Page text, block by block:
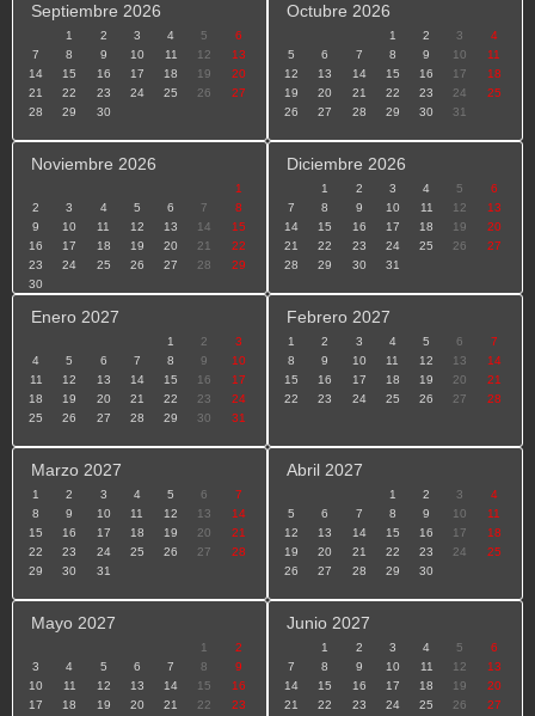
Septiembre 2026
1 2 3 4 5
6
7
8 9 10 11 12
13
14
15 16 17 18 19
20
21
22 23 24 25 26
27
28
29 30
Octubre 2026
1 2 3
4
5
6 7 8 9 10
11
12
13 14 15 16 17
18
19
20 21 22 23 24
25
26
27 28 29 30 31
Noviembre 2026
1
2
3 4 5 6 7
8
9
10 11 12 13 14
15
16
17 18 19 20 21
22
23
24 25 26 27 28
29
30
Diciembre 2026
1 2 3 4 5
6
7
8 9 10 11 12
13
14
15 16 17 18 19
20
21
22 23 24 25 26
27
28
29 30 31
Enero 2027
1 2
3
4
5 6 7 8 9
10
11
12 13 14 15 16
17
18
19 20 21 22 23
24
25
26 27 28 29 30 31
Febrero 2027
1 2 3 4 5 6
7
8
9 10 11 12 13
14
15
16 17 18 19 20
21
22
23 24 25 26 27 28
Marzo 2027
1 2 3 4 5 6
7
8
9 10 11 12 13
14
15
16 17 18 19 20
21
22
23 24 25 26 27
28
29
30 31
Abril 2027
1 2 3
4
5
6 7 8 9 10
11
12
13 14 15 16 17
18
19
20 21 22 23 24
25
26
27 28 29 30
Mayo 2027
1
2
3
4 5 6 7 8
9
10
11 12 13 14 15
16
17
18 19 20 21 22
23
Junio 2027
1 2 3 4 5
6
7
8 9 10 11 12
13
14
15 16 17 18 19
20
21
22 23 24 25 26
27